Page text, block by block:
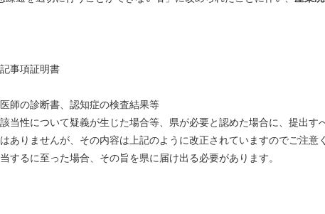
事項証明書
の診断書、認知症の検査結果等
について疑義が生じた場合等、県が必要と認めた場合に、提出すべ
ませんが、その内容は上記のように改正されていますのでご注意く
に至った場合、その旨を県に届け出る必要があります。